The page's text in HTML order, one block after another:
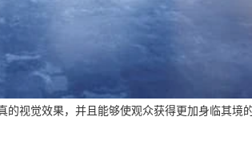
视觉效果，并且能够使观众获得更加身临其境